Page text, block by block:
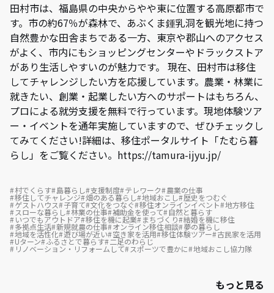
田村市は、福島県の中央からやや東に位置する高原都市で
す。市の約67％が森林で、あぶくま鍾乳洞を観光地に持つ
自然豊かな田舎まちである一方、東京や郡山へのアクセス
がよく、市内にもショッピングセンターやドラックストア
があり生活しやすいのが魅力です。 現在、田村市は移住
してチャレンジしたい方を応援しています。農業・林業に
就きたい、創業・起業したい方へのサポートはもちろん、
プロによる就労支援を無料で行っています。現地体験ツア
ー・イベントを通年実施していますので、ぜひチェックし
てみてください!詳細は、移住ポータルサイト「たむら暮
らし」をご覧ください。https://tamura-ijyu.jp/
村でくらす 島暮らし 支援制度 テレワーク 農業の仕事
移住してチャレンジ 畑のある暮らし 地域おこし 歴史をつむぐ
ゲストハウス 子育て 文化をつなぐ 移住オンラインイベント 地方移住
スローな暮らし 林業の仕事 補助金を使って 自然と暮らす
いつでもアウトドア 移住を機に起業 まちづくり 結婚を機に移住
多拠点生活 新規就農の仕事 オンライン移住相談 夢の暮らし
地域を活性化 遊び場が近い 空き家を活用 移住体験ツアー 古民家を活用
Uターン ふるさとで暮らす 二足のわらじ
リノベーション・リフォームして スポーツで豊かに 地域おこし協力隊
もっと見る